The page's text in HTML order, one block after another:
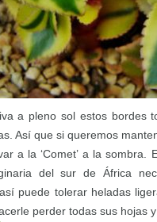
a pleno sol estos bordes
Así que si queremos
a la ‘Comet’ a la
del sur de África
puede tolerar heladas
perder todas sus hojas